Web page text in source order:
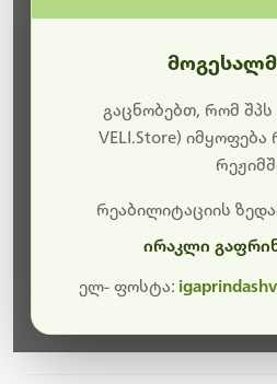
ბოდიშს გიხდით
მიმდინარეობს საიტის
მალე ისევ
გაცნობებთ, რომ შპს
VELI.Store)
რეაბილიტაციის
ირაკლი
ელ- ფოსტა: